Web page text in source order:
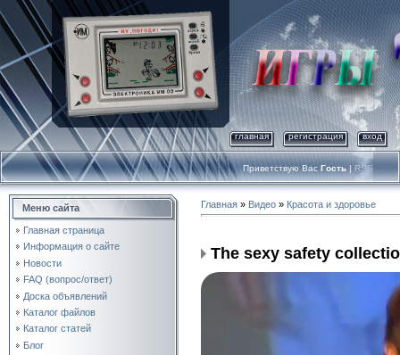
главная регистрация вход
Приветствую Вас Гость | RSS
Меню сайта
Главная страница
Информация о сайте
Новости
FAQ (вопрос/ответ)
Доска объявлений
Каталог файлов
Каталог статей
Блог
Главная » Видео » Красота и здоровье
The sexy safety